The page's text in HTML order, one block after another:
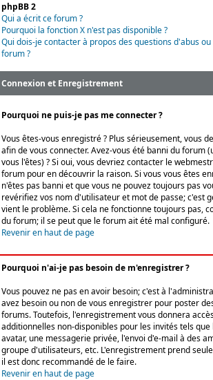
phpBB 2
Qui a écrit ce forum ?
Pourquoi la fonction X n'est pas disponible ?
Qui dois-je contacter à propos des questions d'abus
forum ?
Connexion et Enregistrement
Pourquoi ne puis-je pas me connecter ?
Vous êtes-vous enregistré ? Plus sérieusement, vous
afin de vous connecter. Avez-vous été banni du forum
vous l'êtes) ? Si oui, vous devriez contacter le
forum pour en découvrir la raison. Si vous vous êtes
n'êtes pas banni et que vous ne pouvez toujours pas
revérifiez vos nom d'utilisateur et mot de passe; c'est
vient le problème. Si cela ne fonctionne toujours pas,
du forum; il se peut que le forum ait été mal configuré.
Revenir en haut de page
Pourquoi n'ai-je pas besoin de m'enregistrer ?
Vous pouvez ne pas en avoir besoin; c'est à
avez besoin ou non de vous enregistrer pour poster
forums. Toutefois, l'enregistrement vous donnera
additionnelles non-disponibles pour les invités tels
avatar, une messagerie privée, l'envoi d'e-mail à des
groupe d'utilisateurs, etc. L'enregistrement prend
il est donc recommandé de le faire.
Revenir en haut de page